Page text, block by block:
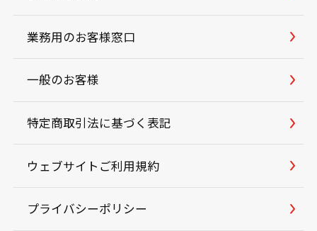
業務用のお客様窓口
一般のお客様
特定商取引法に基づく表記
ウェブサイトご利用規約
プライバシーポリシー